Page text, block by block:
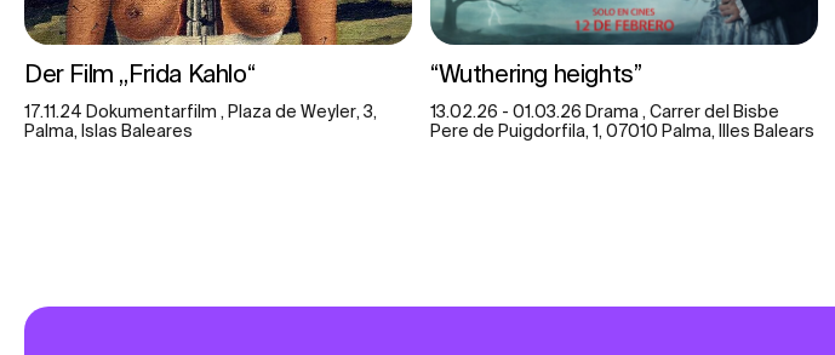
Der Film „Frida Kahlo“
17.11.24 Dokumentarfilm , Plaza de Weyler, 3,
Palma, Islas Baleares
“Wuthering heights”
13.02.26 - 01.03.26 Drama , Carrer del Bisbe
Pere de Puigdorfila, 1, 07010 Palma, Illes Balears